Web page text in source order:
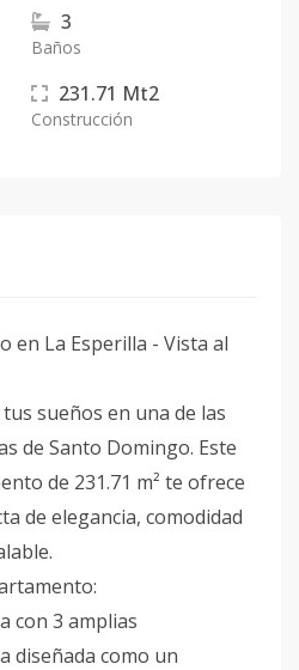
3
Baños
231.71 Mt2
Construcción
en La Esperilla - Vista al
sueños en una de las
de Santo Domingo. Este
de 231.71 m² te ofrece
de elegancia, comodidad
con 3 amplias
diseñada como un